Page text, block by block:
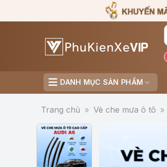
qua
DANH MỤC SẢN PHẨM
Trang chủ » Vè che mưa ô tô »